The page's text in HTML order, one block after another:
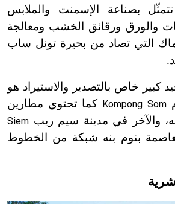
تتمثّل بصناعة الإسمنت والملابس
والورق ورقائق الخشب ومعالجة
التي تصاد من بحيرة تونل ساب
كبير خاص بالتصدير والاستيراد هو
Kompong Som كما تحتوي مطارين
والآخر في مدينة سيم ريب Siem
بنوم بنه شبكة من الخطوط